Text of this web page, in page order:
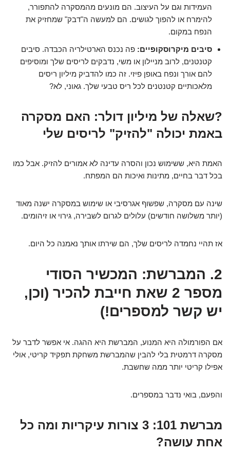
העמידות וגם על העיצוב. הם מונעים מהמסקרה להתפורר,
להימרח או להפוך לגושים. הם למעשה ה"דבק" שמחזיק את
הנפח במקום.
סיבים מיקרוסקופיים: פה נכנס הארטילריה הכבדה. סיבים
קטנטנים, לרוב מניילון או משי, נדבקים לריסים שלך ומוסיפים
להם אורך ונפח באופן פיזי. זה כמו להדביק מיליון ריסים
מלאכותיים קטנטנים לכל ריס טבעי שלך. גאוני, לא?
?שאלה של מיליון דולר: האם מסקרה
באמת יכולה "להזיק" לריסים שלי
האמת היא, ששימוש נכון והסרה עדינה לא אמורים להזיק. אבל כמו
בכל דבר בחיים, מתינות ואיכות הם המפתח.
שינה עם מסקרה, שפשוף אגרסיבי או שימוש במסקרה ישנה מאוד
(יותר משלושה חודשים) עלולים לגרום לשבירה, גירוי או זיהומים.
אז תהיי נחמדה לריסים שלך, הם שירתו אותך נאמנה כל היום.
2. המברשת: המכשיר הסודי
מספר 2 שאת חייבת להכיר (וכן,
יש קשר למספרים!)
אם הפורמולה היא המנוע, המברשת היא ההגה. אי אפשר לדבר על
מסקרה דרמטית בלי להבין שהמברשת משחקת תפקיד קריטי, אולי
אפילו קריטי יותר ממה שחשבת.
והפעם, בואי נדבר במספרים.
מברשת 101: 3 צורות עיקריות ומה כל
אחת עושה?